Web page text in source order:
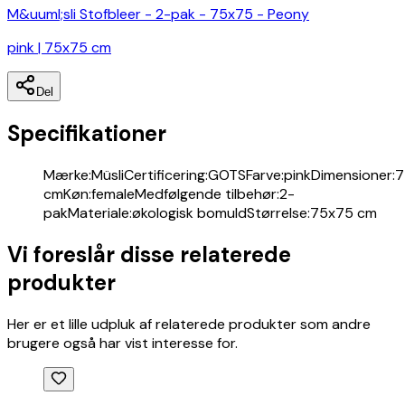
danske
Billig
pool
-
priser
danske
webshops
Sammenlign
på
dagscremer
og
den
billigste
Find
M&uuml;sli Stofbleer - 2-pak - 75x75 - Peony
pink | 75x75 cm
Del
Specifikationer
Mærke:MüsliCertificering:GOTSFarve:pinkDimensioner:
cmKøn:femaleMedfølgende tilbehør:2-
pakMateriale:økologisk bomuldStørrelse:75x75 cm
Vi foreslår disse relaterede
produkter
Her er et lille udpluk af relaterede produkter som andre
brugere også har vist interesse for.